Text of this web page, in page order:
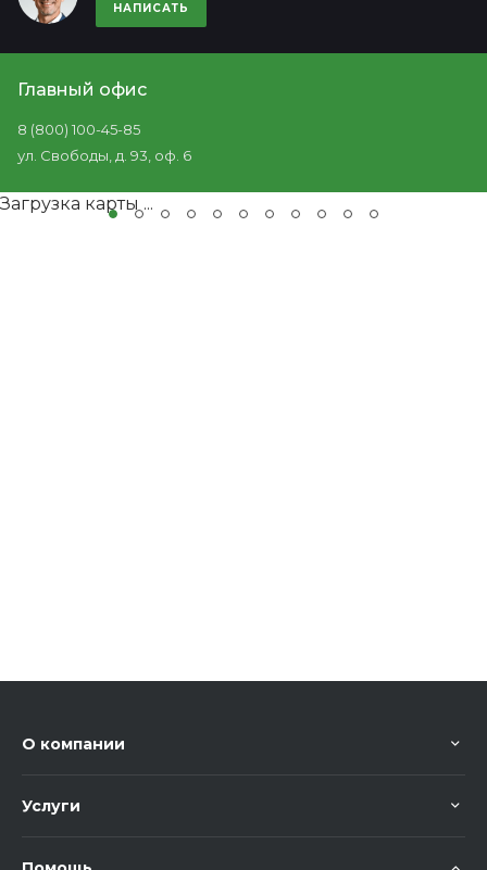
НАПИСАТЬ
Главный офис
8 (800) 100-45-85
ул. Свободы, д. 93, оф. 6
Загрузка карты ...
О компании
Услуги